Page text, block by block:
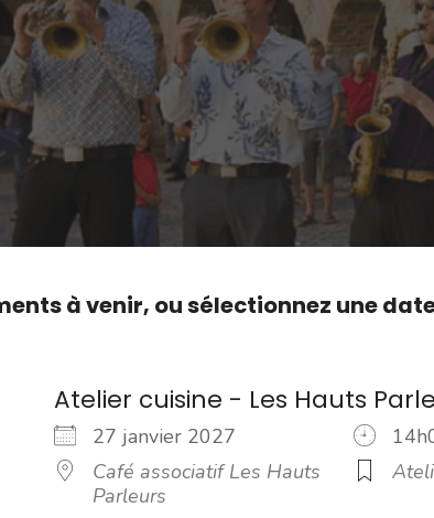
à venir, ou sélectionnez une
Atelier cuisine - Les Hauts
27 janvier 2027
Café associatif Les Hauts
Parleurs